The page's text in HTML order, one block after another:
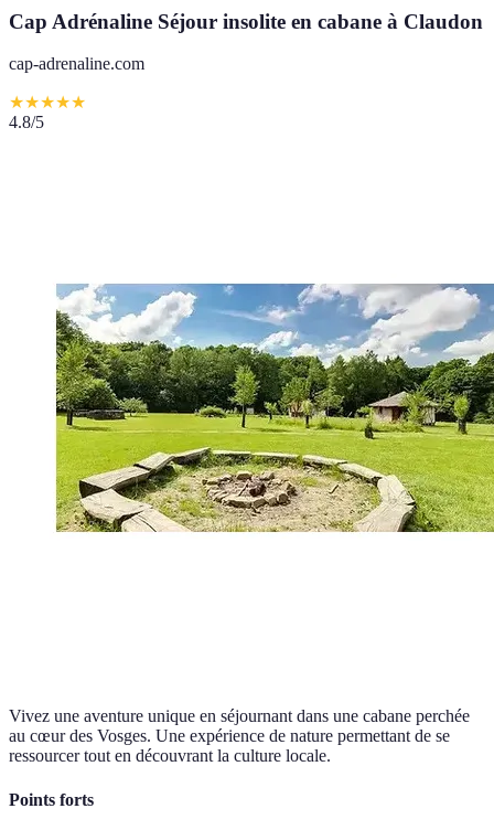
Cap Adrénaline Séjour insolite en cabane à Claudon
cap-adrenaline.com
★★★★★
4.8/5
Vivez une aventure unique en séjournant dans une cabane perchée
au cœur des Vosges. Une expérience de nature permettant de se
ressourcer tout en découvrant la culture locale.
Points forts